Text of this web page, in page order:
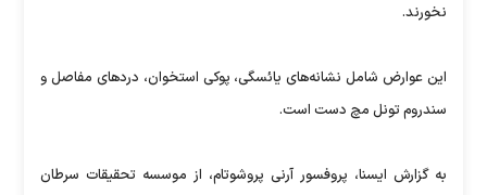
نخورند.
این عوارض شامل نشانه‌های یائسگی، پوکی استخوان، دردهای مفاصل و
سندروم تونل مچ دست است.
به گزارش ایسنا، پروفسور آرنی پروشوتام، از موسسه تحقیقات سرطان